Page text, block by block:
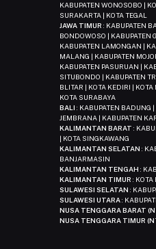
KABUPATEN WONOSOBO |
SURAKARTA | KOTA TEGAL
JAWA TIMUR : KABUPATEN
BONDOWOSO | KABUPATEN
KABUPATEN LAMONGAN |
MALANG | KABUPATEN
KABUPATEN PASURUAN |
SITUBONDO | KABUPATEN
BLITAR | KOTA KEDIRI |
KOTA SURABAYA
BALI : KABUPATEN BADUNG
JEMBRANA | KABUPATEN
KALIMANTAN BARAT :
| KOTA SINGKAWANG
KALIMANTAN SELATAN :
BANJARMASIN
KALIMANTAN TENGAH :
KALIMANTAN TIMUR :
SULAWESI SELATAN :
SULAWESI UTARA:
NUSA TENGGARA BARAT
NUSA TENGGARA TIMUR